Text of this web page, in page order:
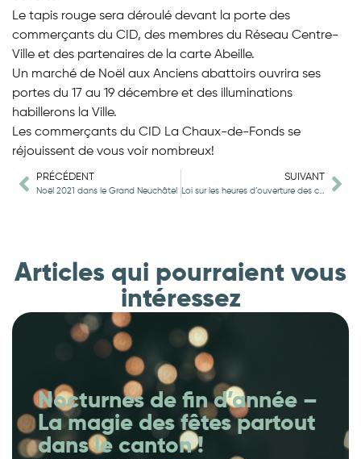
Le tapis rouge sera déroulé devant la porte des
commerçants du CID, des membres du Réseau Centre-
Ville et des partenaires de la carte Abeille.
Un marché de Noël aux Anciens abattoirs ouvrira ses
portes du 17 au 19 décembre et des illuminations
habillerons la Ville.
Les commerçants du CID La Chaux-de-Fonds se
réjouissent de vous voir nombreux!
PRÉCÉDENT
Noël 2021 dans le Grand Neuchâtel
SUIVANT
Loi sur les heures d’ouverture des commerces (LHOCom)
Articles qui pourraient vous
intéressez
Nocturnes de fin d’année –
La magie des fêtes partout
dans le canton !